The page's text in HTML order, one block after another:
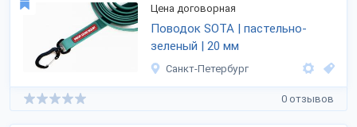
Цена договорная
Поводок SOTA | пастельно-
зеленый | 20 мм
Санкт-Петербург
0 отзывов